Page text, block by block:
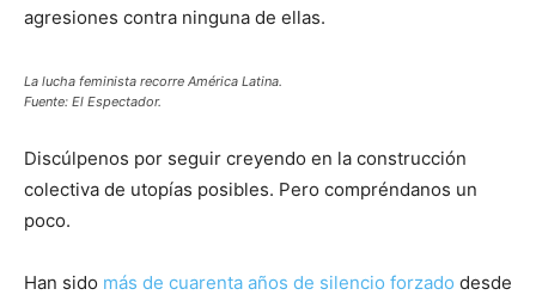
agresiones contra ninguna de ellas.
La lucha feminista recorre América Latina.
Fuente: El Espectador.
Discúlpenos por seguir creyendo en la construcción
colectiva de utopías posibles. Pero compréndanos un
poco.
Han sido más de cuarenta años de silencio forzado desde